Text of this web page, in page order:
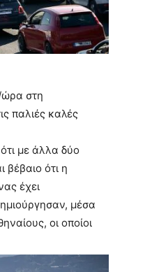
ώρα στη
παλιές καλές
με άλλα δύο
ότι η
έχει
μέσα
οι οποίοι